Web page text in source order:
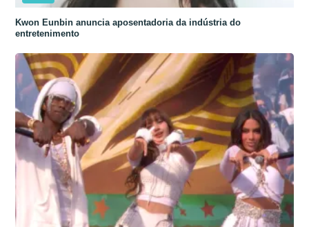
Kwon Eunbin anuncia aposentadoria da indústria do
entretenimento